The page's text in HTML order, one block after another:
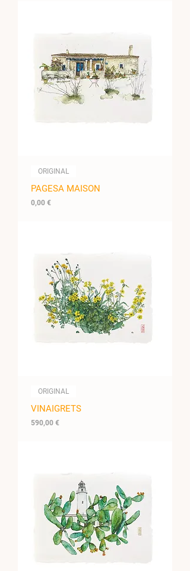
ORIGINAL
PAGESA MAISON
Prix
0,00 €
ORIGINAL
VINAIGRETS
Prix
590,00 €